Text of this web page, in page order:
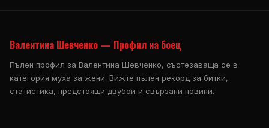
Валентина Шевченко — Профил на боец
Пълен профил за Валентина Шевченко, състезаваща се в
категория муха за жени. Вижте пълен рекорд за битки,
статистика, предстоящи двубои и свързани новини.